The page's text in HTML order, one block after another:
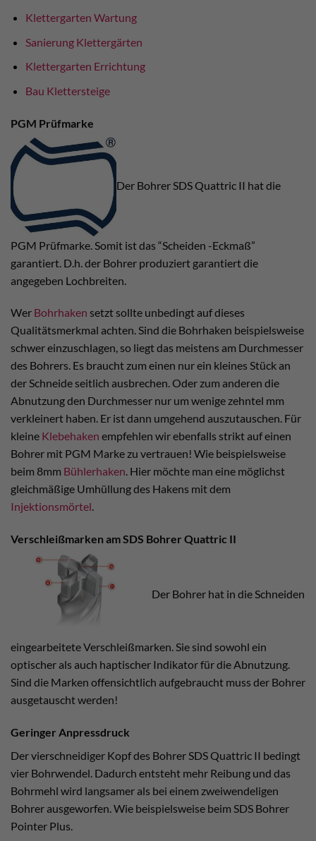
Klettergarten Wartung
Sanierung Klettergärten
Klettergarten Errichtung
Bau Klettersteige
PGM Prüfmarke
Der Bohrer SDS Quattric II hat die
PGM Prüfmarke. Somit ist das “Scheiden -Eckmaß”
garantiert. D.h. der Bohrer produziert garantiert die
angegeben Lochbreiten.
Wer Bohrhaken setzt sollte unbedingt auf dieses
Qualitätsmerkmal achten. Sind die Bohrhaken beispielsweise
schwer einzuschlagen, so liegt das meistens am Durchmesser
des Bohrers. Es braucht zum einen nur ein kleines Stück an
der Schneide seitlich ausbrechen. Oder zum anderen die
Abnutzung den Durchmesser nur um wenige zehntel mm
verkleinert haben. Er ist dann umgehend auszutauschen. Für
kleine Klebehaken empfehlen wir ebenfalls strikt auf einen
Bohrer mit PGM Marke zu vertrauen! Wie beispielsweise
beim 8mm Bühlerhaken. Hier möchte man eine möglichst
gleichmäßige Umhüllung des Hakens mit dem
Injektionsmörtel.
Verschleißmarken am SDS Bohrer Quattric II
Der Bohrer hat in die Schneiden
eingearbeitete Verschleißmarken. Sie sind sowohl ein
optischer als auch haptischer Indikator für die Abnutzung.
Sind die Marken offensichtlich aufgebraucht muss der Bohrer
ausgetauscht werden!
Geringer Anpressdruck
Der vierschneidiger Kopf des Bohrer SDS Quattric II bedingt
vier Bohrwendel. Dadurch entsteht mehr Reibung und das
Bohrmehl wird langsamer als bei einem zweiwendeligen
Bohrer ausgeworfen. Wie beispielsweise beim SDS Bohrer
Pointer Plus.